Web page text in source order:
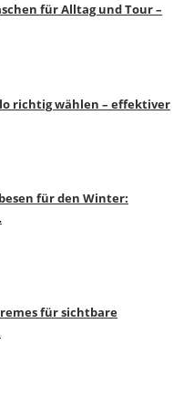
für Alltag und Tour –
richtig wählen – effektiver
für den Winter:
für sichtbare